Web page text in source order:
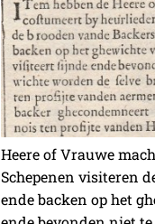
Heere of Vrauwe
Schepenen visiteren
ende backen op het